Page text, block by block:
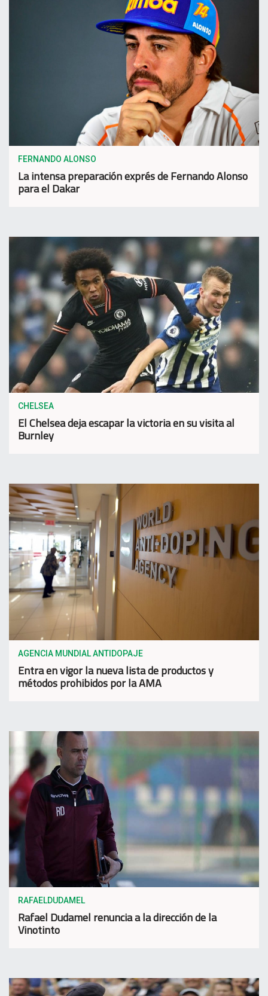
FERNANDO ALONSO
La intensa preparación exprés de Fernando Alonso
para el Dakar
CHELSEA
El Chelsea deja escapar la victoria en su visita al
Burnley
AGENCIA MUNDIAL ANTIDOPAJE
Entra en vigor la nueva lista de productos y
métodos prohibidos por la AMA
RAFAELDUDAMEL
Rafael Dudamel renuncia a la dirección de la
Vinotinto